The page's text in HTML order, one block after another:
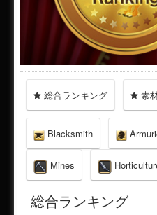
総合ランキング 素
Blacksmith
Mines
総合ランキング